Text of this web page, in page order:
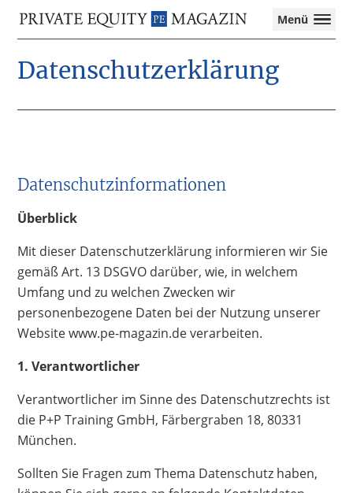
Hauptnavigation
springen
Inhalt
springen
Seitenspalte
springen
Private
Equity
Das
für
Private
Investment
Funds
I
M&A
I
Tax
Menü
Datenschutzerklärung
Datenschutzinformationen
Überblick
Mit dieser Datenschutzerklärung informieren wir Sie
gemäß Art. 13 DSGVO darüber, wie, in welchem
Umfang und zu welchen Zwecken wir
personenbezogene Daten bei der Nutzung unserer
Website www.pe-magazin.de verarbeiten.
1. Verantwortlicher
Verantwortlicher im Sinne des Datenschutzrechts ist
die P+P Training GmbH, Färbergraben 18, 80331
München.
Sollten Sie Fragen zum Thema Datenschutz haben,